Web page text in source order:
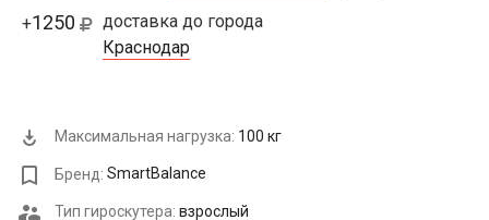
+1250
доставка до города
Краснодар
Максимальная нагрузка: 100 кг
Бренд: SmartBalance
Тип гироскутера: взрослый